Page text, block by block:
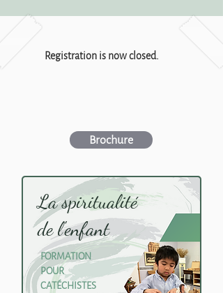
Registration is now closed.
Brochure
La spiritualité
de l'enfant
FORMATION
POUR
CATÉCHISTES